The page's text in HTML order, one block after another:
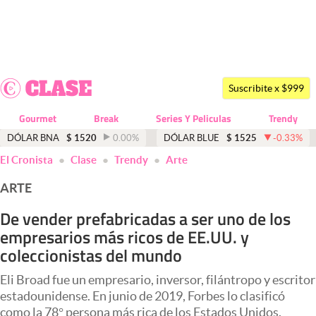
Dólar
Economía y Política
Finanzas y Mercados
Mercados Online
Negocios
Columnistas
Apertura
Suscribite x $999
Gourmet Break Series Y Peliculas Trendy
DÓLAR BNA $ 1520 0.00% DÓLAR BLUE $ 1525 -0.33%
El Cronista Clase Trendy Arte
ARTE
De vender prefabricadas a ser uno de los
empresarios más ricos de EE.UU. y
coleccionistas del mundo
Eli Broad fue un empresario, inversor, filántropo y escritor
estadounidense. En junio de 2019, Forbes lo clasificó
como la 78° persona más rica de los Estados Unidos.